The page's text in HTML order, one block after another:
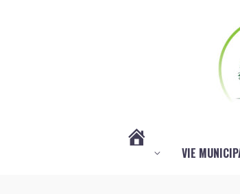
VIE